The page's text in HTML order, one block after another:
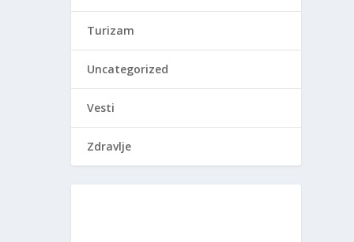
Turizam
Uncategorized
Vesti
Zdravlje